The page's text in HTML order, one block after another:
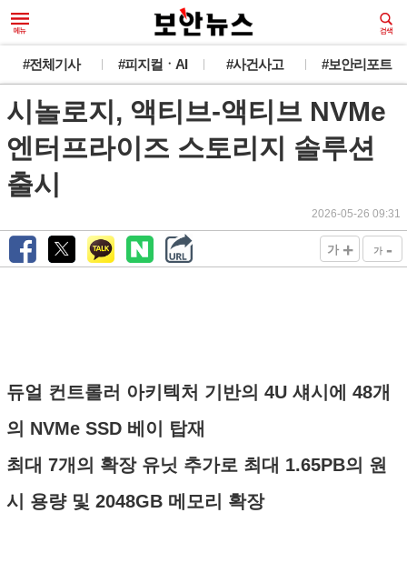
#전체기사 #피지컬ㆍAI #사건사고 #보안리포트
시놀로지, 액티브-액티브 NVMe
엔터프라이즈 스토리지 솔루션
출시
2026-05-26 09:31
가 + 가 -
듀얼 컨트롤러 아키텍처 기반의 4U 섀시에 48개
의 NVMe SSD 베이 탑재
최대 7개의 확장 유닛 추가로 최대 1.65PB의 원
시 용량 및 2048GB 메모리 확장
새로운 뉴스가 도착했습니다.
韓 외교관 전원 해킹 추정... 최대 1만건 유출